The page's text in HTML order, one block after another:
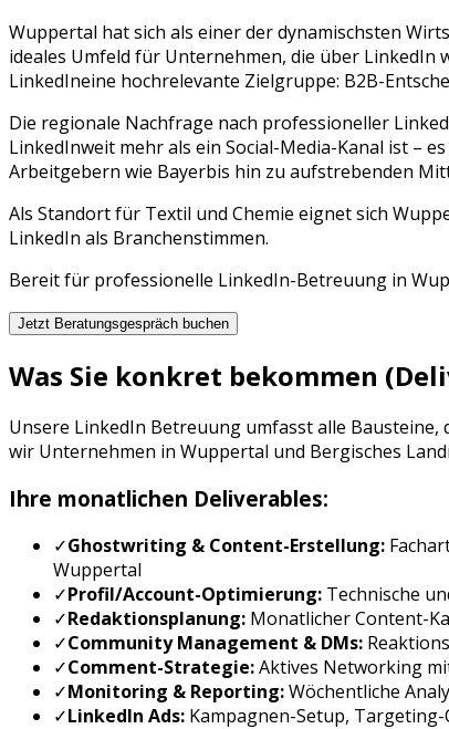
Wuppertal hat sich als einer der dynamischsten
ideales Umfeld für Unternehmen, die über LinkedIn
LinkedIneine hochrelevante Zielgruppe: B2B-
Die regionale Nachfrage nach professioneller
LinkedInweit mehr als ein Social-Media-Kanal ist –
Arbeitgebern wie Bayerbis hin zu aufstrebenden
Als Standort für Textil und Chemie eignet sich
LinkedIn als Branchenstimmen.
Bereit für professionelle LinkedIn-Betreuung in
Jetzt Beratungsgespräch buchen
Was Sie konkret bekommen
Unsere LinkedIn Betreuung umfasst alle Bausteine,
wir Unternehmen in Wuppertal und Bergisches Land
Ihre monatlichen Deliverables:
✓Ghostwriting & Content-Erstellung:
Wuppertal
✓Profil/Account-Optimierung: Technische
✓Redaktionsplanung: Monatlicher Content-
✓Community Management & DMs:
✓Comment-Strategie:Aktives Networking
✓Monitoring & Reporting:Wöchentliche
✓LinkedIn Ads: Kampagnen-Setup,